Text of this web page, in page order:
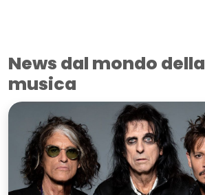
News dal mondo della
musica